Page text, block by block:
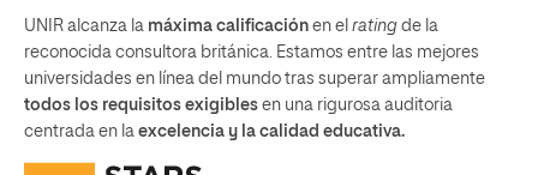
UNIR alcanza la máxima calificación en el rating de la
reconocida consultora británica. Estamos entre las mejores
universidades en línea del mundo tras superar ampliamente
todos los requisitos exigibles en una rigurosa auditoria
centrada en la excelencia y la calidad educativa.